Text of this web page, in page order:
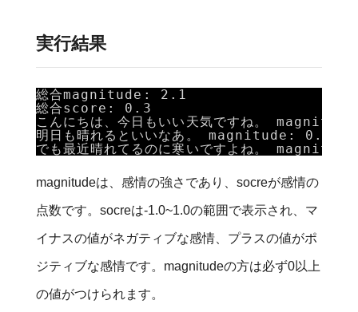
実行結果
総合magnitude: 2.1
総合score: 0.3
こんにちは、今日もいい天気ですね。
明日も晴れるといいなあ。 magnitude:
でも最近晴れてるのに寒いですよね。
magnitudeは、感情の強さであり、socreが感情の
点数です。socreは-1.0~1.0の範囲で表示され、マ
イナスの値がネガティブな感情、プラスの値がポ
ジティブな感情です。magnitudeの方は必ず0以上
の値がつけられます。